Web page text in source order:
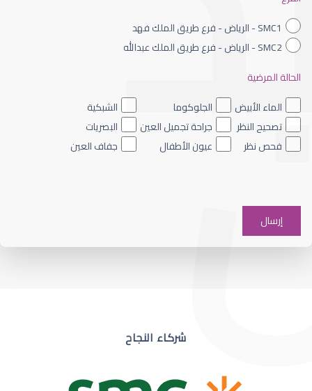
ضعف نظر العين اليسرى
ضعف نظر مفاجئ
SMC1 - الرياض - فرع طريق الملك فهد
SMC2 - الرياض - فرع طريق الملك عبدالله
الحالة المرضية
الماء الأبيض
الجلوكوما
الشبكية
تصحيح النظر
جراحة تجميل العين
البصريات
فحص نظر
عيون الأطفال جفاف العين
شركاء النجاح